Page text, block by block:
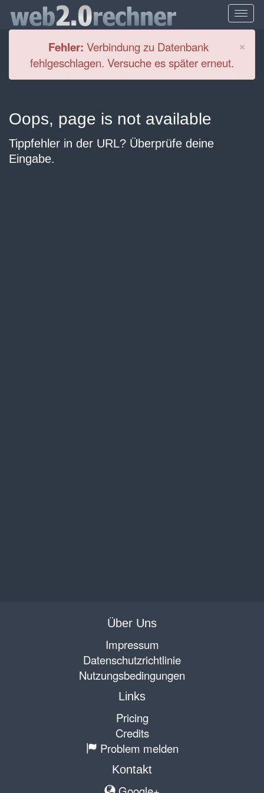
×
Fehler: Verbindung zu Datenbank
fehlgeschlagen. Versuche es später erneut.
Oops, page is not available
Tippfehler in der URL? Überprüfe deine
Eingabe.
Über Uns
Impressum
Datenschutzrichtlinie
Nutzungsbedingungen
Links
Pricing
Credits
Problem melden
Kontakt